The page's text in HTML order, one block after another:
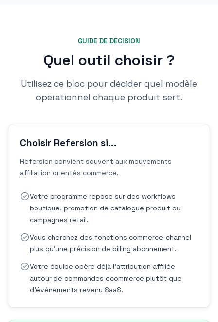
GUIDE DE DÉCISION
Quel outil choisir ?
Utilisez ce bloc pour décider quel modèle
opérationnel chaque produit sert.
Choisir Refersion si...
Refersion convient souvent aux mouvements
affiliation orientés commerce.
Votre programme repose sur des workflows
boutique, promotion de catalogue produit ou
campagnes retail.
Vous cherchez des fonctions commerce-channel
plus qu'une précision de billing abonnement.
Votre équipe opère déjà l'attribution affiliée
autour de commandes ecommerce plutôt que
d'événements revenu SaaS.